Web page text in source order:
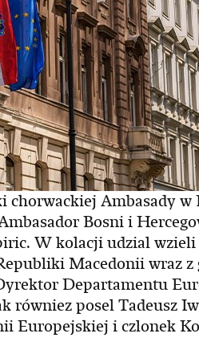
Ambasady w
Bosni i
W kolacji udzial wzieli
Macedonii wraz z
Departamentu
równiez posel Tadeusz
Europejskiej i czlonek